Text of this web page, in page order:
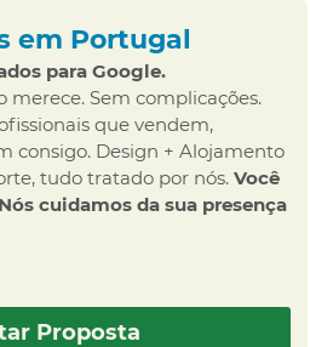
em Portugal
para Google.
merece. Sem complicações.
que vendem,
consigo. Design + Alojamento
tudo tratado por nós. Você
cuidamos da sua presença
Proposta